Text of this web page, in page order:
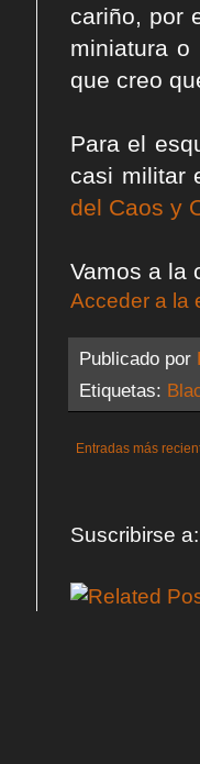
cariño, por
miniatura o
que creo
Para el
casi militar
del Caos y
Vamos a la
Acceder a la
Publicado por
Etiquetas:
Entradas más
Suscribirse